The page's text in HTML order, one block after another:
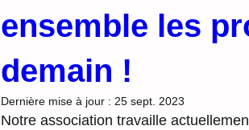
ensemble les
demain !
Dernière mise à jour : 25 sept. 2023
Notre association travaille